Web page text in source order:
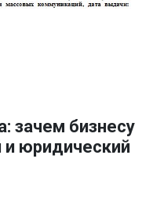
зачем бизнесу
юридический